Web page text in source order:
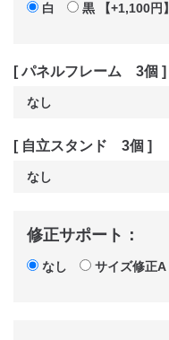
白 黒 【+1,100円】
[ パネルフレーム 3個 ]
[ 自立スタンド 3個 ]
修正サポート：
なし サイズ修正A